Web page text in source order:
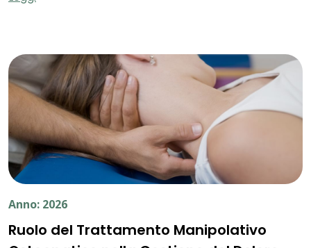
Anno: 2026
Ruolo del Trattamento Manipolativo